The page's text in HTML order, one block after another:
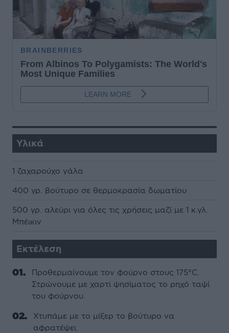
Υλικά
1 ζαχαρούχο γάλα
400 γρ. βούτυρο σε θερμοκρασία δωματίου
500 γρ. αλεύρι για όλες τις χρήσεις μαζί με 1 κ.γλ.
Μπέικιν
Εκτέλεση
Προθερμαίνουμε τον φούρνο στους 175°C.
Στρώνουμε με χαρτί ψησίματος το ρηχό ταψί
του φούρνου.
Χτυπάμε με το μίξερ το βούτυρο να
αφρατέψει.